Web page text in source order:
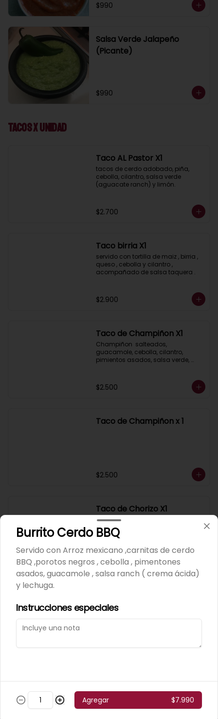
$990
Salsa Verde Jalapeño
(Picante)
$990
Tacos x UNIDAD
Taco AL Pastor X1
tacos de cerdo adobado, piña,
cebolla, cilantro, salsa verde
(aguacate ranch) y limón.
$2.700
Taco birria X1
servido con tortilla de maiz , birria ,
queso , cebolla y cilantro ,
acompañado de salsa taquera .
$2.900
Taco de Champiñon X1
Champiñon  salteados,
guacamole, cebolla, cilantro,
pimientos asados, salsa verde,
$2.500
Taco de Champiñon x 1
$2.500
Taco de Chorizo X1
taco de chorizo a la plancha, mix
de pimientos asados, cebolla,
cilantro, salsa verde ,  y limón.
$2.600
Enchilado X1
taco de camarones grillados  ,
limón.
$2.800
Burrito Cerdo BBQ
Servido con Arroz mexicano ,carnitas de cerdo
BBQ ,porotos negros , cebolla , pimentones
asados, guacamole , salsa ranch ( crema ácida)
y lechuga.
Instrucciones especiales
Agregar $7.990